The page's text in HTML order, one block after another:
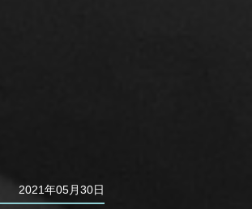
2021年05月30日